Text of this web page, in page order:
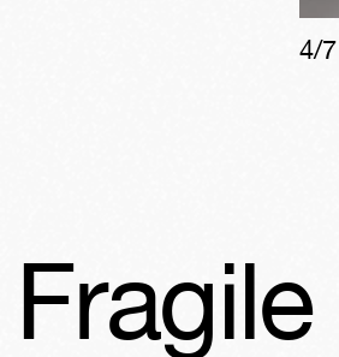
4/7